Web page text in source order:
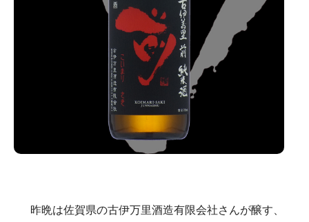
昨晩は佐賀県の古伊万里酒造有限会社さんが醸す、